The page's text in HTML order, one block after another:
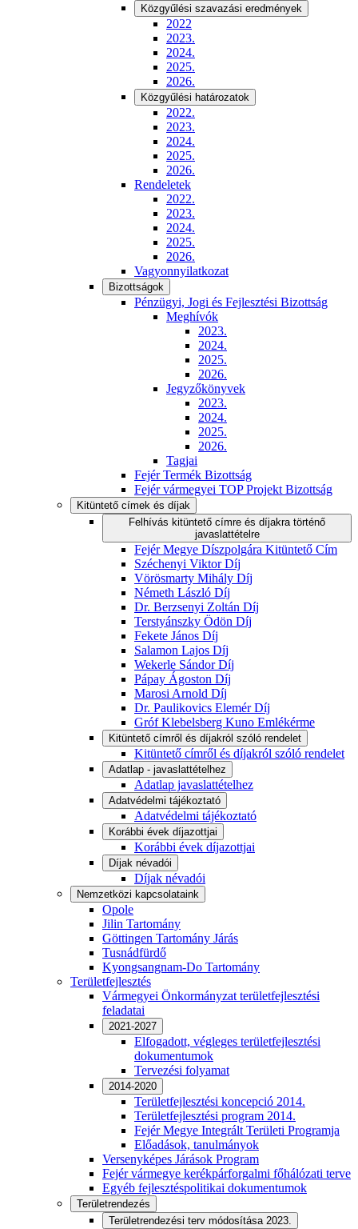
Közgyűlési szavazási eredmények
2022
2023.
2024.
2025.
2026.
Közgyűlési határozatok
2022.
2023.
2024.
2025.
2026.
Rendeletek
2022.
2023.
2024.
2025.
2026.
Vagyonnyilatkozat
Bizottságok
Pénzügyi, Jogi és Fejlesztési Bizottság
Meghívók
2023.
2024.
2025.
2026.
Jegyzőkönyvek
2023.
2024.
2025.
2026.
Tagjai
Fejér Termék Bizottság
Fejér vármegyei TOP Projekt Bizottság
Kitüntető címek és díjak
Felhívás kitüntető címre és díjakra történő
javaslattételre
Fejér Megye Díszpolgára Kitüntető Cím
Széchenyi Viktor Díj
Vörösmarty Mihály Díj
Németh László Díj
Dr. Berzsenyi Zoltán Díj
Terstyánszky Ödön Díj
Fekete János Díj
Salamon Lajos Díj
Wekerle Sándor Díj
Pápay Ágoston Díj
Marosi Arnold Díj
Dr. Paulikovics Elemér Díj
Gróf Klebelsberg Kuno Emlékérme
Kitüntető címről és díjakról szóló rendelet
Kitüntető címről és díjakról szóló rendelet
Adatlap - javaslattételhez
Adatlap javaslattételhez
Adatvédelmi tájékoztató
Adatvédelmi tájékoztató
Korábbi évek díjazottjai
Korábbi évek díjazottjai
Díjak névadói
Díjak névadói
Nemzetközi kapcsolataink
Opole
Jilin Tartomány
Göttingen Tartomány Járás
Tusnádfürdő
Kyongsangnam-Do Tartomány
Területfejlesztés
Vármegyei Önkormányzat területfejlesztési
feladatai
2021-2027
Elfogadott, végleges területfejlesztési
dokumentumok
Tervezési folyamat
2014-2020
Területfejlesztési koncepció 2014.
Területfejlesztési program 2014.
Fejér Megye Integrált Területi Programja
Előadások, tanulmányok
Versenyképes Járások Program
Fejér vármegye kerékpárforgalmi főhálózati terve
Egyéb fejlesztéspolitikai dokumentumok
Területrendezés
Területrendezési terv módosítása 2023.